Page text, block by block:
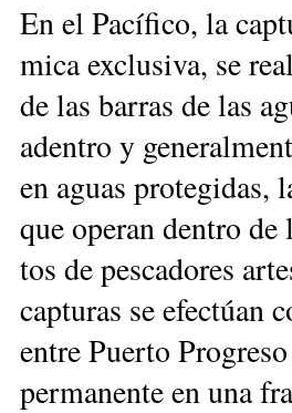
En el Pa­cí­fi­co, la
mi­ca ex­clu­si­va, se
de las ba­rras de las
aden­tro y
en aguas pro­te­gi­das,
que ope­ran den­tro
tos de pes­ca­do­res
cap­tu­ras se efec­túan
en­tre Puer­to
per­ma­nen­te en una